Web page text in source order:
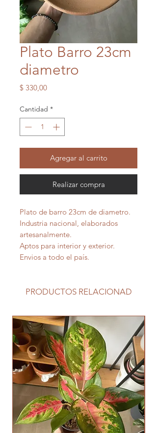
Plato Barro 23cm
diametro
$ 330,00Precio
Cantidad *
Agregar al carrito
Realizar compra
Plato de barro 23cm de diametro.
Industria nacional, elaborados
artesanalmente.
Aptos para interior y exterior.
Envios a todo el país.
PRODUCTOS RELACIONAD